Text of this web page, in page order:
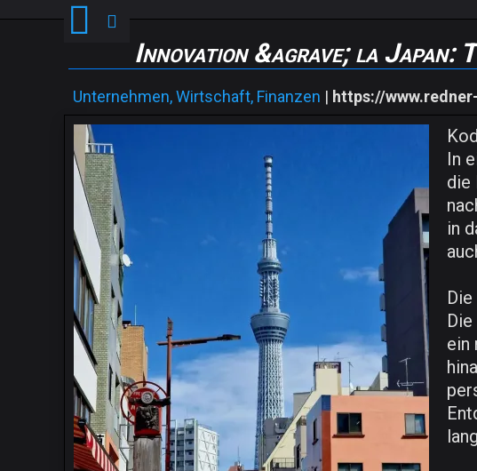
Innovation &agrave; la Japan:
Unternehmen, Wirtschaft, Finanzen | https://
In
die
in
ein